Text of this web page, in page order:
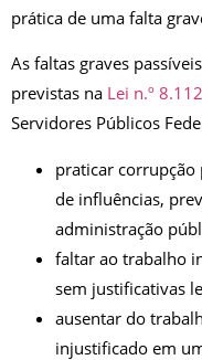
prática de uma falta
As faltas graves
previstas na Lei n.º
Servidores Públicos
praticar corrupção
de influências,
administração
faltar ao trabalho
sem justificativas
ausentar do
injustificado em